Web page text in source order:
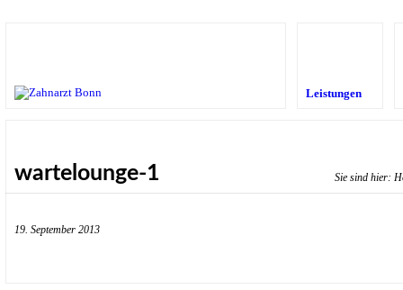
Leistungen
wartelounge-1 Sie sind hier:
19. September 2013